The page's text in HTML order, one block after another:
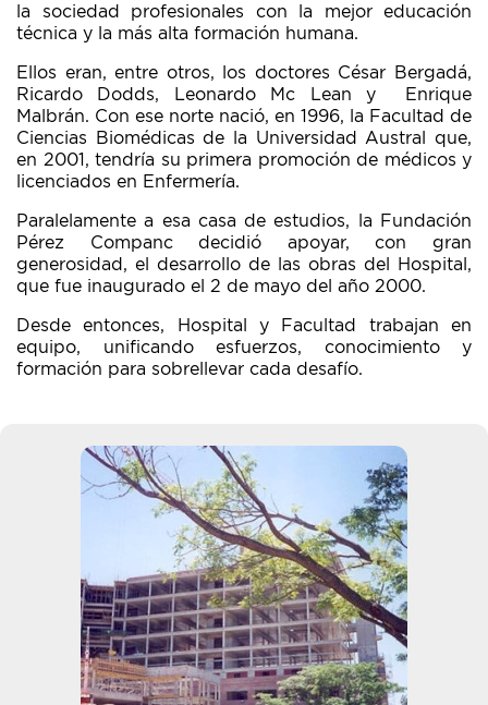
la sociedad profesionales con la mejor educación
técnica y la más alta formación humana.
Ellos eran, entre otros, los doctores César Bergadá,
Ricardo Dodds, Leonardo Mc Lean y Enrique
Malbrán. Con ese norte nació, en 1996, la Facultad de
Ciencias Biomédicas de la Universidad Austral que,
en 2001, tendría su primera promoción de médicos y
licenciados en Enfermería.
Paralelamente a esa casa de estudios, la Fundación
Pérez Companc decidió apoyar, con gran
generosidad, el desarrollo de las obras del Hospital,
que fue inaugurado el 2 de mayo del año 2000.
Desde entonces, Hospital y Facultad trabajan en
equipo, unificando esfuerzos, conocimiento y
formación para sobrellevar cada desafío.